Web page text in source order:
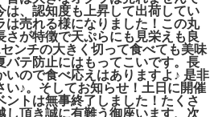
は、認知度も上昇して出荷してい
は売れる様になりました！この丸
さが特徴で天ぷらにも見栄えも良
ンチの大きく切って食べても美味
バテ防止にはもってこいです。長
いので食べ応えはありますよ♪ 是非
い♪。そしてお知らせ！土日に開催
ントは無事終了しました！たくさ
し頂き誠に有難う御座います、次